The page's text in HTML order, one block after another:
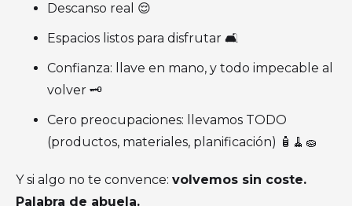
Descanso real 😌
Espacios listos para disfrutar 🛋
Confianza: llave en mano, y todo impecable al
volver 🗝
Cero preocupaciones: llevamos TODO
(productos, materiales, planificación) 🧴🧹🧽
Y si algo no te convence: volvemos sin coste.
Palabra de abuela.